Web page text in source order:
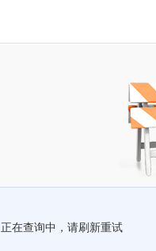
正在查询中，请刷新重试